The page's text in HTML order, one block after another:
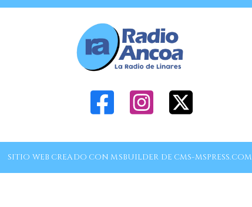
SITIO WEB CREADO CON MSBUILDER DE CMS-MSPRESS.COM